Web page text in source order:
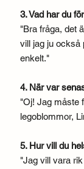
3. Vad har du
"Bra fråga, det
vill jag ju också
enkelt."
4. När var
"Oj! Jag måste
legoblommor,
5. Hur vill du
"Jag vill vara